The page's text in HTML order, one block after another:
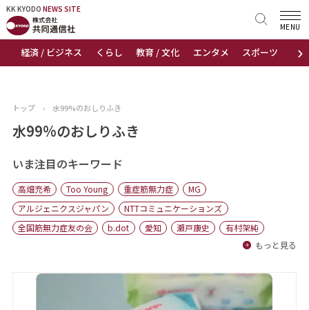
KK KYODO NEWS SITE
›
経済 / ビジネス くらし 教育 / 文化 エンタメ スポーツ 地域
MENU
KK KYODONEWS SITE
トップページ
ニュース
おすすめコンテンツ
出版物
会社概要
トップ › 水99%のおしりふき
水99%のおしりふき
いま注目のキーワード
高畑充希 Too Young 重症筋無力症
MG
アルジェニクスジャパン
NTTコミュニケーションズ
全国筋無力症友の会
b.dot 愛知 瀬戸康史
有村架純
もっと見る